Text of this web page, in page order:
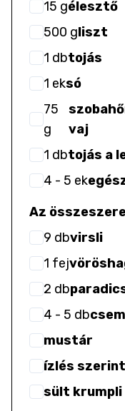
15 gélesztő
500 gliszt
1 dbtojás
1 eksó
75
g
vaj
1 dbtojás a
4 - 5 ek
Az
9 dbvirsli
1 fej
2 db
4 - 5 db
mustár
ízlés
sült krumpli